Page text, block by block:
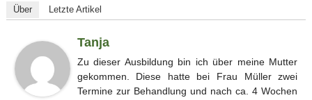
Über Letzte Artikel
Tanja
Zu dieser Ausbildung bin ich über meine Mutter
gekommen. Diese hatte bei Frau Müller zwei
Termine zur Behandlung und nach ca. 4 Wochen